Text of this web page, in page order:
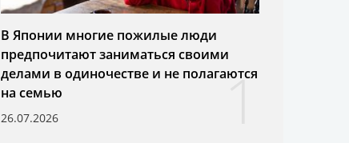
1
В Японии многие пожилые люди
предпочитают заниматься своими
делами в одиночестве и не полагаются
на семью
26.07.2026